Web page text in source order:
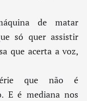
de matar
só quer assistir
que acerta a voz,
que não é
E é mediana nos